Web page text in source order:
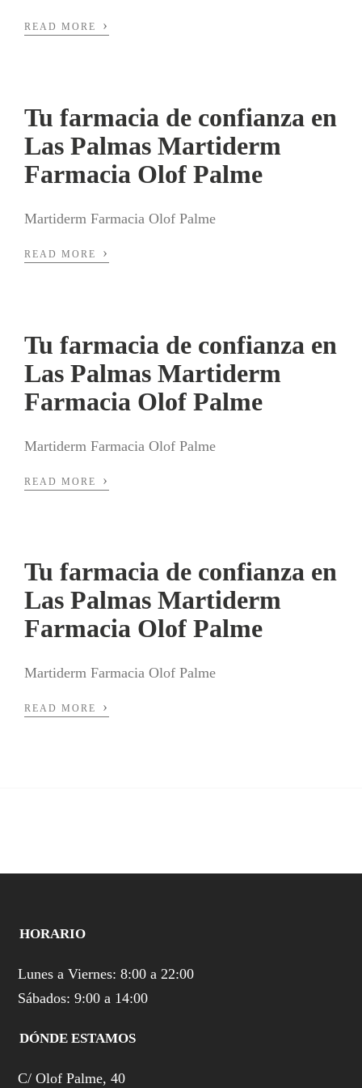
READ MORE ›
Tu farmacia de confianza en
Las Palmas Martiderm
Farmacia Olof Palme
Martiderm Farmacia Olof Palme
READ MORE ›
Tu farmacia de confianza en
Las Palmas Martiderm
Farmacia Olof Palme
Martiderm Farmacia Olof Palme
READ MORE ›
Tu farmacia de confianza en
Las Palmas Martiderm
Farmacia Olof Palme
Martiderm Farmacia Olof Palme
READ MORE ›
HORARIO
Lunes a Viernes: 8:00 a 22:00
Sábados: 9:00 a 14:00
DÓNDE ESTAMOS
C/ Olof Palme, 40